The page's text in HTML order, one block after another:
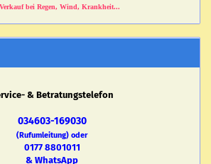
bei Regen, Wind, Krankheit...
& Betratungstelefon
034603-169030
(Rufumleitung) oder
0177 8801011
& WhatsApp